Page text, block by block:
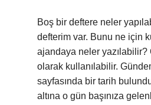
Boş bir deftere neler
defterim var. Bunu ne için
ajandaya neler
olarak kullanılabilir.
sayfasında bir tarih
altına o gün başınıza